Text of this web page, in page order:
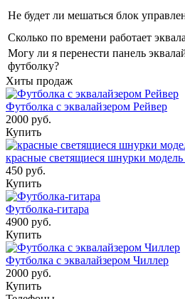
Не будет ли мешаться блок
Сколько по времени работает
Могу ли я перенести панель
футболку?
Хиты продаж
Футболка с эквалайзером Рейвер
2000 руб.
Купить
красные светящиеся шнурки модель
450 руб.
Купить
Футболка-гитара
4900 руб.
Купить
Футболка с эквалайзером Чиллер
2000 руб.
Купить